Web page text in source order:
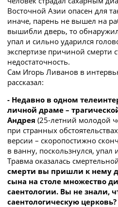
Восточной Азии опасен для
иначе, парень не вышел на
вышибли дверь, то
упал и сильно ударился
экспертизе причиной смерти
недостаточность.
Сам Игорь Ливанов в
рассказал:
- Недавно в одном
личной драме –
Андрея (25-летний молодой
при странных
версии – скоропостижно
в ванну, поскользнулся, упал
Травма оказалась
смерти вы пришли к нему
сына на столе множество
саентологии. Вы не знали,
саентологическую церковь?